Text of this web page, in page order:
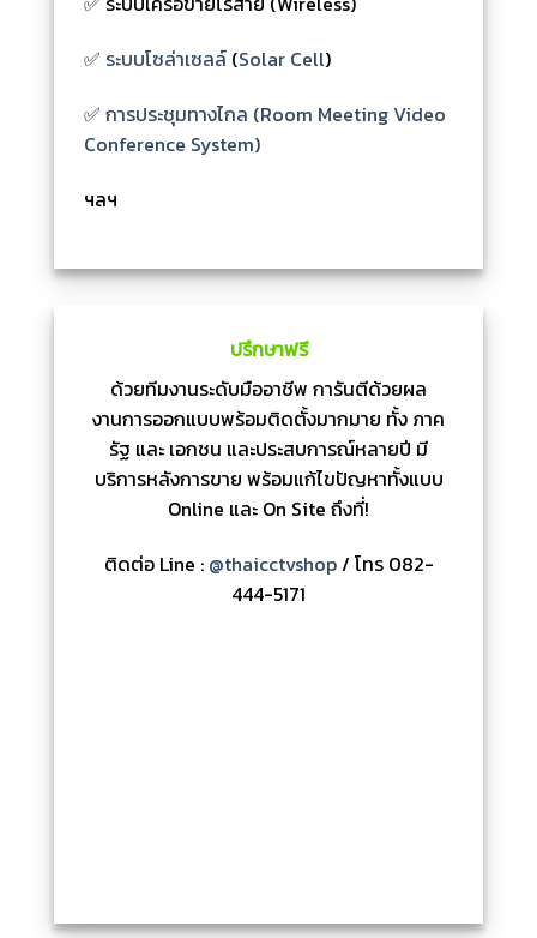
✅ ระบบโซล่าเซลล์ (Solar Cell)
✅ การประชุมทางไกล (Room Meeting Video
Conference System)
ฯลฯ
ปรึกษาฟรี
ด้วยทีมงานระดับมืออาชีพ การันตีด้วยผล
งานการออกแบบพร้อมติดตั้งมากมาย ทั้ง ภาค
รัฐ และ เอกชน และประสบการณ์หลายปี มี
บริการหลังการขาย พร้อมแก้ไขปัญหาทั้งแบบ
Online และ On Site ถึงที่!
ติดต่อ Line : @thaicctvshop/ โทร 082-
444-5171